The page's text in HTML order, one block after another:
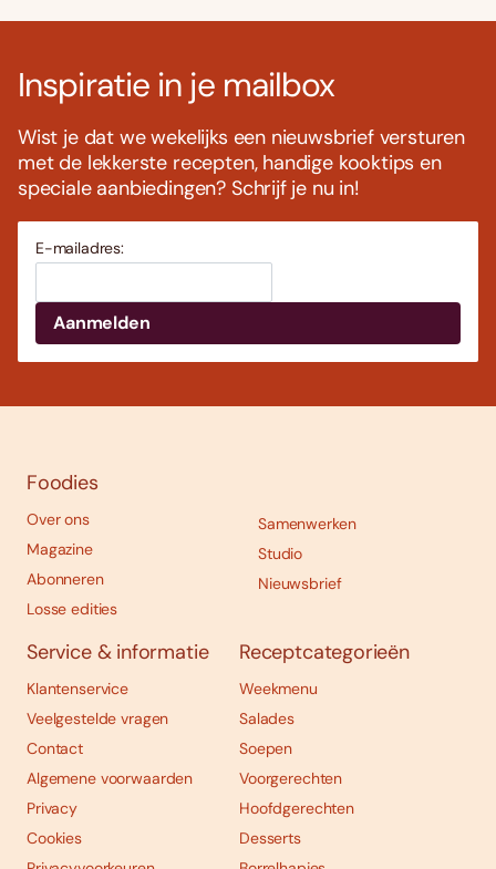
Inspiratie in je mailbox
Wist je dat we wekelijks een nieuwsbrief versturen
met de lekkerste recepten, handige kooktips en
speciale aanbiedingen? Schrijf je nu in!
E-mailadres:
Foodies
Over ons
Magazine
Abonneren
Losse edities
Samenwerken
Studio
Nieuwsbrief
Service & informatie
Klantenservice
Veelgestelde vragen
Contact
Algemene voorwaarden
Privacy
Cookies
Receptcategorieën
Weekmenu
Salades
Soepen
Voorgerechten
Hoofdgerechten
Desserts